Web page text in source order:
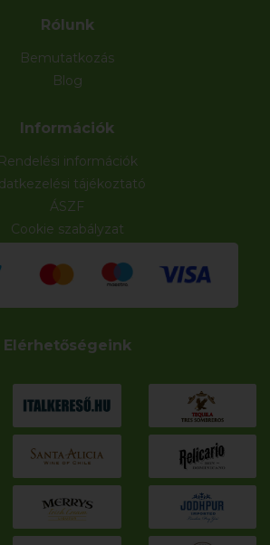
Rólunk
Bemutatkozás
Blog
Információk
Rendelési információk
tájékoztató
ÁSZF
Cookie szabályzat
Elérhetőségeink